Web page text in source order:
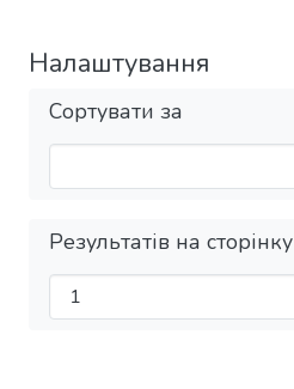
Налаштування
Сортувати за
Результатів на сторінку